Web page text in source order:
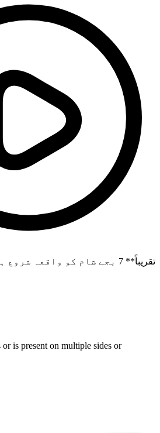
تقریباً** 7 بجے شام کو واقعہ شروع ہوتا ہے۔
is present on multiple sides or